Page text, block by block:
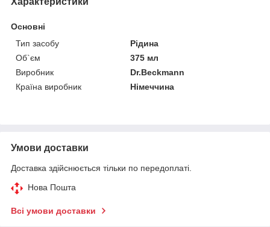
Основні
Тип засобу
Рідина
Об`єм
375 мл
Виробник
Dr.Beckmann
Країна виробник
Німеччина
Умови доставки
Доставка здійснюється тільки по передоплаті.
Нова Пошта
Всі умови доставки